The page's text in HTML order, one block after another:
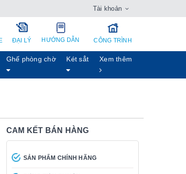
Tài khoản
ĐẠI LÝ HƯỚNG DẪN CÔNG TRÌNH
Ghế phòng chờ Két sẳt Xem thêm
CAM KẾT BÁN HÀNG
SẢN PHẨM CHÍNH HÃNG